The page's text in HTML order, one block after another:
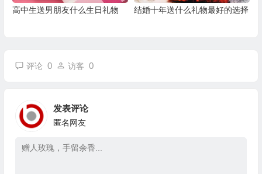
高中生送男朋友什么生日礼物 结婚十年送什么礼物最好的选择
评论 0 访客 0
发表评论
匿名网友